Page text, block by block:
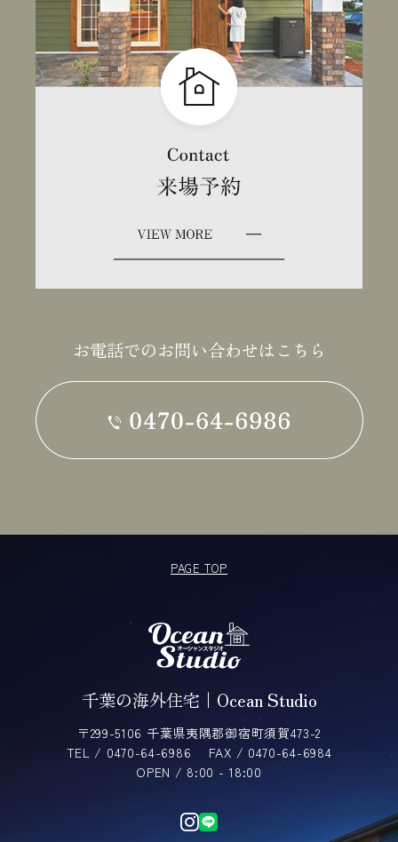
お電話でのお問い合わせはこちら
PAGE TOP
千葉の海外住宅｜Ocean Studio
〒299-5106 千葉県夷隅郡御宿町須賀473-2
TEL / 0470-64-6986
FAX / 0470-64-6984
OPEN / 8:00 - 18:00